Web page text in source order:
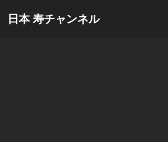
日本 寿チャンネル